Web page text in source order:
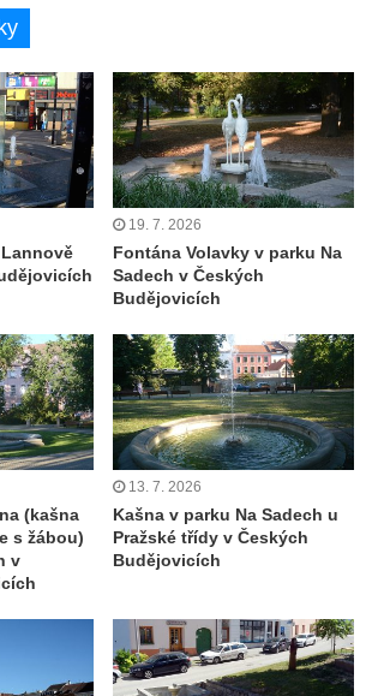
terasní zdí v zámeckém
parku v Libochovicích
nádvoří zámku v
náměstí u kostela
v Budyni nad Ohří
náměstí v Budyni nad
parku u ulice Lázeňská
Říp v lázeňském
lázně
v Zámeckém parku v
náměstí v Litvínově
Tomáše Garrigue
19. 7. 2026
Fontána Volavky v parku Na
Sadech v Českých
Budějovicích
(kašna
s žábou)
v
13. 7. 2026
Kašna v parku Na Sadech u
Pražské třídy v Českých
Budějovicích